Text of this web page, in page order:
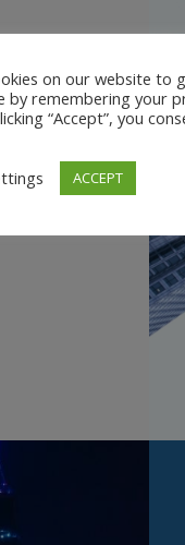
on our website to
by remembering your
“Accept”, you
ACCEPT